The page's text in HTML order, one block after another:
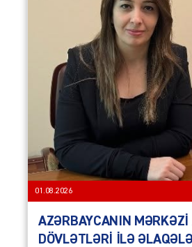
01.08.2026
AZƏRBAYCANIN MƏRKƏZİ
DÖVLƏTLƏRİ İLƏ